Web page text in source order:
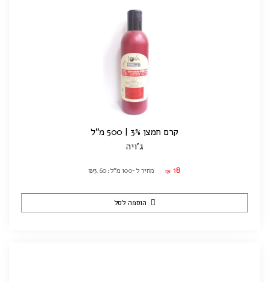
קרם חמצן 3% | 500 מ"ל
ג'ויה
₪ 18 מחיר ל-100 מ"ל: ₪3.60
הוספה לסל